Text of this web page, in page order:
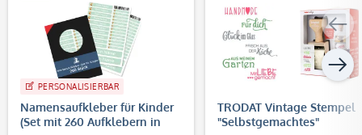
PERSONALISIERBAR
Namensaufkleber für Kinder
(Set mit 260 Aufklebern in
TRODAT Vintage Stempel
"Selbstgemachtes"